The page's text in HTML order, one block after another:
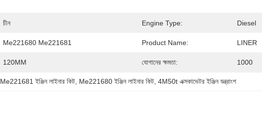
চীন Engine Type: Diesel
Me221680 Me221681 Product Name: LINER
120MM যোগানের ক্ষমতা: 1000
Me221681 ইঞ্জিন লাইনার কিট Me221680 ইঞ্জিন লাইনার কিট , 4M50t এক্সকাভেটর ইঞ্জিন যন্ত্রাংশ